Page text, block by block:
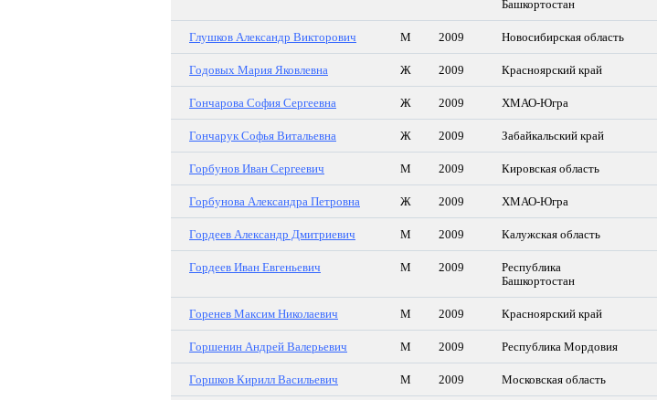
Башкортостан
Глушков Александр Викторович М 2009 Новосибирская область
Годовых Мария Яковлевна Ж 2009 Красноярский край
Гончарова София Сергеевна Ж 2009 ХМАО-Югра
Гончарук Софья Витальевна Ж 2009 Забайкальский край
Горбунов Иван Сергеевич М 2009 Кировская область
Горбунова Александра Петровна Ж 2009 ХМАО-Югра
Гордеев Александр Дмитриевич М 2009 Калужская область
Гордеев Иван Евгеньевич М 2009
Республика
Башкортостан
Горенев Максим Николаевич М 2009 Красноярский край
Горшенин Андрей Валерьевич М 2009 Республика Мордовия
Горшков Кирилл Васильевич М 2009 Московская область